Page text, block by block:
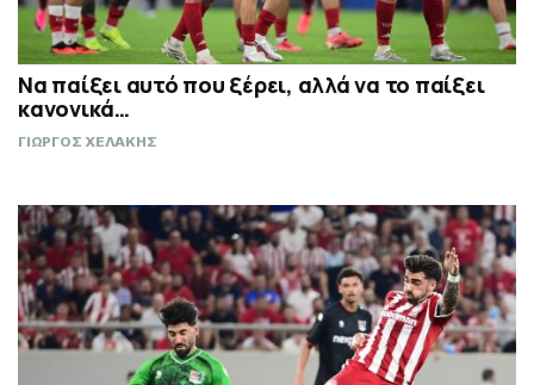
Να παίξει αυτό που ξέρει, αλλά να το παίξει
κανονικά…
ΓΙΩΡΓΟΣ ΧΕΛΑΚΗΣ